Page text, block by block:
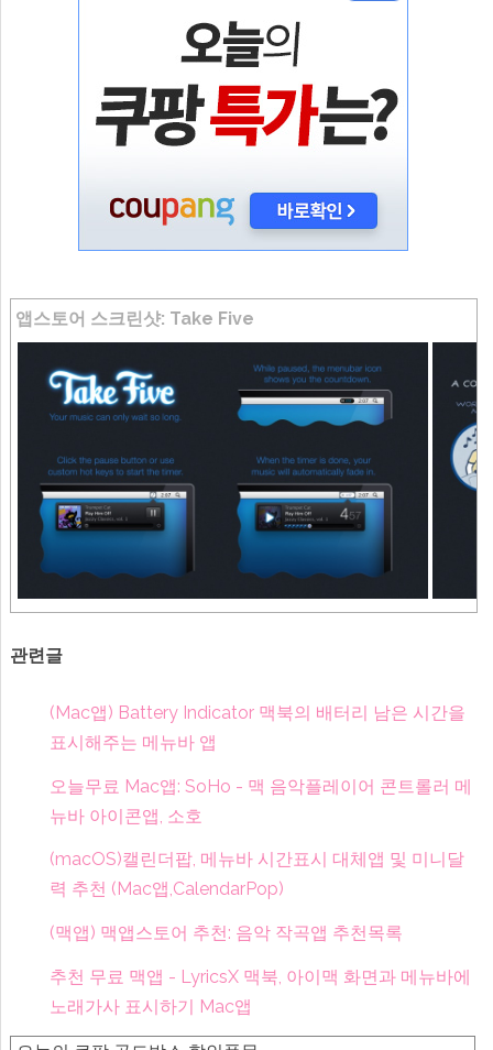
앱스토어 스크린샷: Take Five
관련글
(Mac앱) Battery Indicator 맥북의 배터리 남은 시간을
표시해주는 메뉴바 앱
오늘무료 Mac앱: SoHo - 맥 음악플레이어 콘트롤러 메
뉴바 아이콘앱, 소호
(macOS)캘린더팝, 메뉴바 시간표시 대체앱 및 미니달
력 추천 (Mac앱,CalendarPop)
(맥앱) 맥앱스토어 추천: 음악 작곡앱 추천목록
추천 무료 맥앱 - LyricsX 맥북, 아이맥 화면과 메뉴바에
노래가사 표시하기 Mac앱